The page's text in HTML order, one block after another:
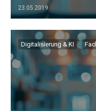
23.05.2019
▷▷▷
Digitalisierung & KI